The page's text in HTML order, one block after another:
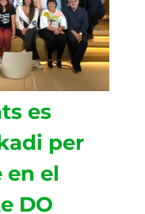
es
per
en el
DO